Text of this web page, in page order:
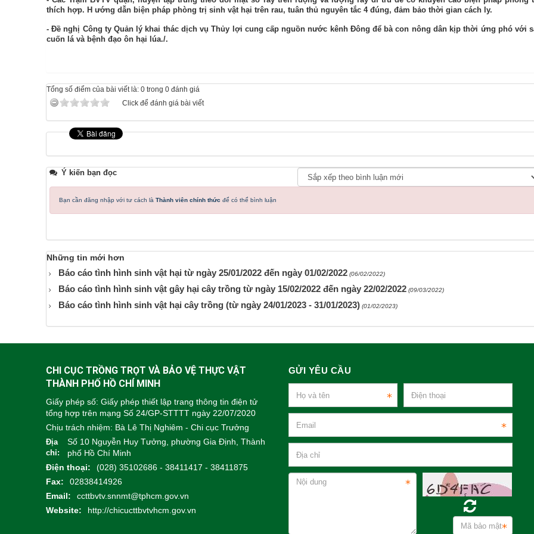
thích hợp. H ướng dẫn biện pháp phòng trị sinh vật hại trên rau, tuân thủ nguyên tắc 4 đúng, đảm bảo thời gian cách ly.
- Đề nghị Công ty Quản lý khai thác dịch vụ Thủy lợi cung cấp nguồn nước kênh Đông để bà con nông dân kịp thời ứng phó với
cuốn lá và bệnh đạo ôn hại lúa./.
Tổng số điểm của bài viết là: 0 trong 0 đánh giá
Click để đánh giá bài viết
Ý kiến bạn đọc
Bạn cần đăng nhập với tư cách là Thành viên chính thức để có thể bình luận
Những tin mới hơn
Báo cáo tình hình sinh vật hại từ ngày 25/01/2022 đến ngày 01/02/2022 (06/02/2022)
Báo cáo tình hình sinh vật gây hại cây trồng từ ngày 15/02/2022 đến ngày 22/02/2022 (09/03/2022)
Báo cáo tình hình sinh vật hại cây trồng (từ ngày 24/01/2023 - 31/01/2023) (01/02/2023)
CHI CỤC TRỒNG TRỌT VÀ BẢO VỆ THỰC VẬT
THÀNH PHỐ HỒ CHÍ MINH
Giấy phép số: Giấy phép thiết lập trang thông tin điện tử
tổng hợp trên mạng Số 24/GP-STTTT ngày 22/07/2020
Chịu trách nhiệm: Bà Lê Thị Nghiêm - Chi cục Trưởng
Địa
chỉ:
Số 10 Nguyễn Huy Tưởng, phường Gia Định, Thành
phố Hồ Chí Minh
Điện thoại:
(028) 35102686 - 38411417 - 38411875
Fax:
02838414926
Email:
ccttbvtv.snnmt@tphcm.gov.vn
Website:
http://chicucttbvtvhcm.gov.vn
GỬI YÊU CẦU